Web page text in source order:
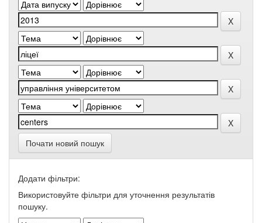
Почати новий пошук
Додати фільтри:
Використовуйте фільтри для уточнення результатів
пошуку.